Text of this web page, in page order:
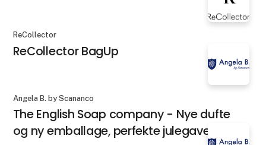
ReCollector
ReCollector BagUp
Angela B. by Scananco
The English Soap company - Nye dufte
og ny emballage, perfekte julegaver.